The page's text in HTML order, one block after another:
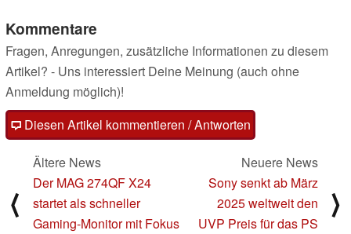
Kommentare
Fragen, Anregungen, zusätzliche Informationen zu diesem
Artikel? - Uns interessiert Deine Meinung (auch ohne
Anmeldung möglich)!
Diesen Artikel kommentieren / Antworten
⟨
Ältere News
Der MAG 274QF X24
startet als schneller
Gaming-Monitor mit Fokus
Neuere News
Sony senkt ab März
2025 weltweit den
UVP Preis für das PS
⟩